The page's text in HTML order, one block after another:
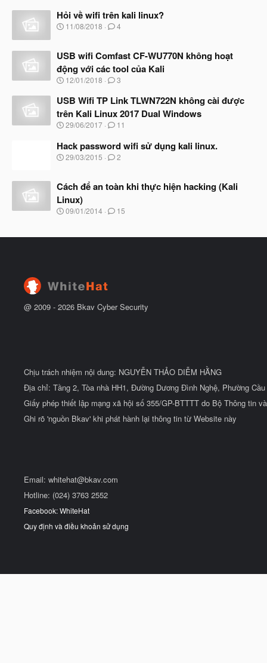
à
y
b
t
đ
ầ
u
Hỏi về wifi trên kali linux?
N
y
b
ắ
t
ầ
u
11/08/2018 4
USB wifi Comfast CF-WU770N không hoạt
động với các tool của Kali
N
à
b
ắ
đ
ầ
12/01/2018 3
USB Wifi TP Link TLWN722N không cài được
trên Kali Linux 2017 Dual Windows
N
à
y
b
t
đ
ầ
u
29/06/2017 11
Hack password wifi sử dụng kali linux.
N
y
ắ
t
29/03/2015 2
Cách để an toàn khi thực hiện hacking (Kali
Linux)
N
y
ầ
09/01/2014 15
@ 2009 - 2026 Bkav Cyber Security
Chịu trách nhiệm nội dung: NGUYỄN THẢO DIỄM HẰNG
Địa chỉ: Tầng 2, Tòa nhà HH1, Đường Dương Đình Nghệ, Phường
Giấy phép thiết lập mạng xã hội số 355/GP-BTTTT do Bộ Thông tin
Ghi rõ 'nguồn Bkav' khi phát hành lại thông tin từ Website này
Email: whitehat@bkav.com
Hotline: (024) 3763 2552
Facebook: WhiteHat
Quy định và điều khoản sử dụng